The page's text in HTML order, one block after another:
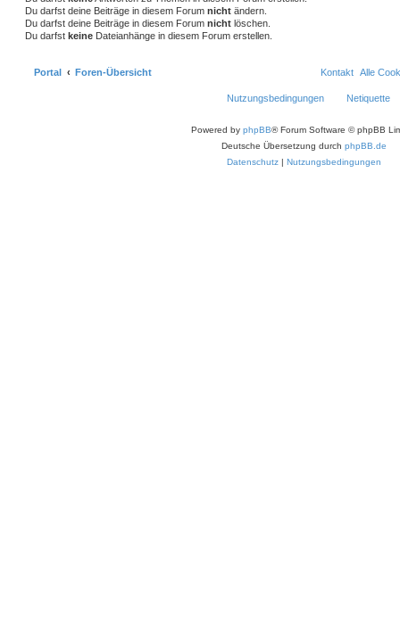
Du darfst deine Beiträge in diesem Forum nicht ändern.
Du darfst deine Beiträge in diesem Forum nicht löschen.
Du darfst keine Dateianhänge in diesem Forum erstellen.
Portal Foren-Übersicht Alle
Kontakt
Netiquette
Nutzungsbedingungen
Powered by phpBB® Forum Software © phpBB
Deutsche Übersetzung durch phpBB.de
Datenschutz | Nutzungsbedingungen